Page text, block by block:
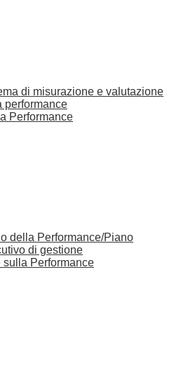
di misurazione e valutazione
performance
Performance
della Performance/Piano
di gestione
sulla Performance